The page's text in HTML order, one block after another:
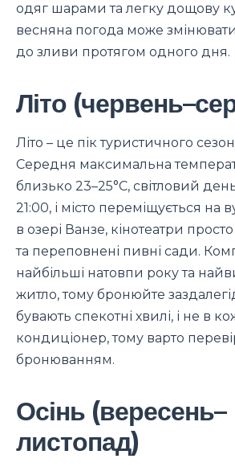
одяг шарами та легку дощову
весняна погода може
до зливи протягом одного дня.
Літо
Літо – це пік туристичного
Середня максимальна
близько 23–25°C, світловий
21:00, і місто переміщується на
в озері Ванзе, кінотеатри
та переповнені пивні сади.
найбільші натовпи року та
житло, тому бронюйте
бувають спекотні хвилі, і не в
кондиціонер, тому варто
бронюванням.
Осінь (вересень–
листопад)